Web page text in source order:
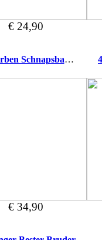
€ 24,90
4er Zirben Schnapsbank Wer schwankt
€ 34,90